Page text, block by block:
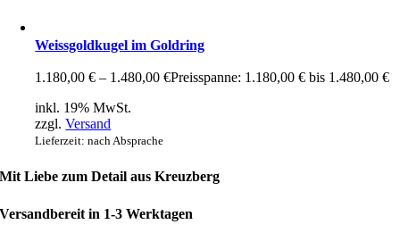
Weissgoldkugel im Goldring
1.180,00€ – 1.480,00€Preisspanne: 1.180,00 € bis 1.480,00 €
inkl. 19% MwSt.
zzgl.Versand
Lieferzeit: nach Absprache
Mit Liebe zum Detail aus Kreuzberg
Versandbereit in 1-3 Werktagen